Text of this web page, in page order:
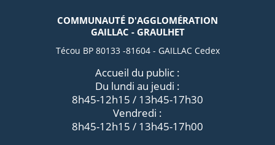
COMMUNAUTÉ D'AGGLOMÉRATION
GAILLAC - GRAULHET
Técou BP 80133 -81604 - GAILLAC Cedex
Accueil du public :
Du lundi au jeudi :
8h45-12h15 / 13h45-17h30
Vendredi :
8h45-12h15 / 13h45-17h00